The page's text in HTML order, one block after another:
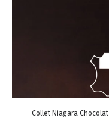
Collet Niagara Chocolat